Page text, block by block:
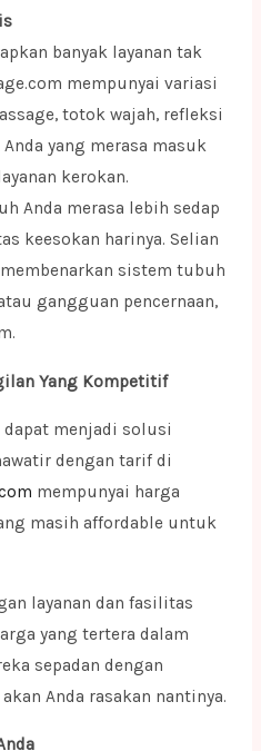
banyak layanan tak
mempunyai variasi
totok wajah, refleksi
yang merasa masuk
kerokan.
Anda merasa lebih sedap
keesokan harinya. Selian
sistem tubuh
gangguan pencernaan,
Yang Kompetitif
dapat menjadi solusi
dengan tarif di
mempunyai harga
masih affordable untuk
layanan dan fasilitas
yang tertera dalam
sepadan dengan
Anda rasakan nantinya.